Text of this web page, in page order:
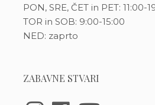
PON, SRE, ČET in PET: 11:00-
TOR in SOB: 9:00-15:00
NED: zaprto
ZABAVNE STVARI